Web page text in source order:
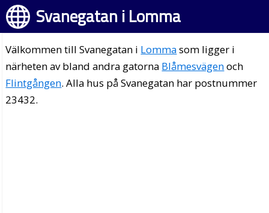
Svanegatan i Lomma
Välkommen till Svanegatan i Lommasom ligger i
närheten av bland andra gatorna Blåmesvägenoch
Flintgången. Alla hus på Svanegatan har postnummer
23432.